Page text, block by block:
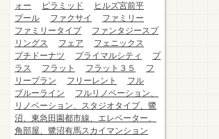
ォー
ピラミッド
ヒルズ宮前平
プール
ファクサイ
ファミリー
ファミリータイプ
ファンタジースプ
リングス
フェア
フェニックス
プチドーナツ
プライマルシティ
プ
ラス
フラット フラット３５
フ
リープラン
フリーレント
フル
ブルーライン
フルリノベーション、
リノベーション、スタジオタイプ、鷺
沼、東急田園都市線、エレベーター、
角部屋、鷺沼有馬スカイマンション